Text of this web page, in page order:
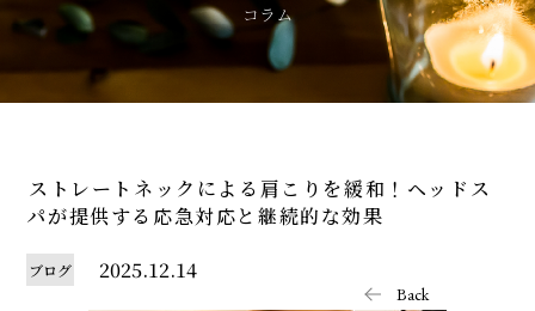
コラム
ストレートネックによる肩こりを緩和！ヘッドス
パが提供する応急対応と継続的な効果
ブログ 2025.12.14
Back